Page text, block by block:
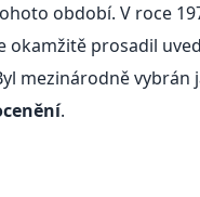
období. V roce
okamžitě prosadil
mezinárodně
.